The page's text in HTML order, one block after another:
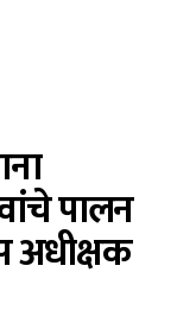
पालन
अधीक्षक